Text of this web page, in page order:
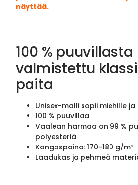
näyttää.
100 % puuvillasta
valmistettu
paita
Unisex-malli sopii miehille ja
100 % puuvillaa
Vaalean harmaa on 99 %
polyesteriä
Kangaspaino: 170-180 g/m²
Laadukas ja pehmeä